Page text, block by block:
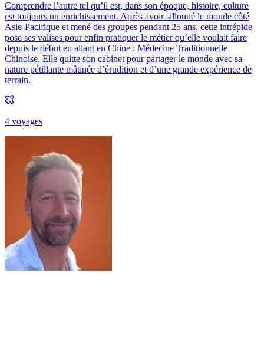
Comprendre l’autre tel qu’il est, dans son époque, histoire, culture
est toujours un enrichissement. Après avoir sillonné le monde côté
Asie-Pacifique et mené des groupes pendant 25 ans, cette intrépide
pose ses valises pour enfin pratiquer le métier qu’elle voulait faire
depuis le début en allant en Chine : Médecine Traditionnelle
Chinoise. Elle quitte son cabinet pour partager le monde avec sa
nature pétillante mâtinée d’érudition et d’une grande expérience de
terrain.
4 voyages